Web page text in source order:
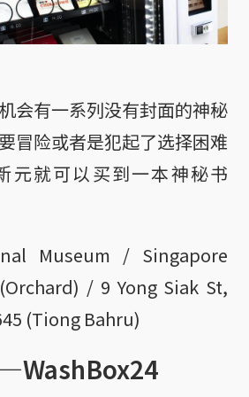
会有一系列没有封面的神秘
冒险或者是犯起了选择困难
元就可以买到一本神秘书
Museum / Singapore
/ 9 Yong Siak St,
(Tiong Bahru)